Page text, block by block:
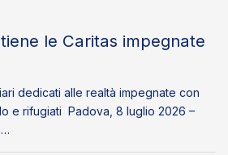
le Caritas impegnate
dedicati alle realtà impegnate con
e rifugiati Padova, 8 luglio 2026 –